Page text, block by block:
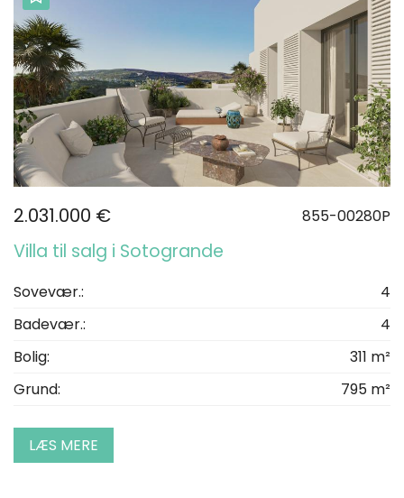
2.031.000 € 855-00280P
Villa til salg i Sotogrande
Sovevær.:
4
Badevær.:
4
Bolig:
311 m²
Grund:
795 m²
LÆS MERE